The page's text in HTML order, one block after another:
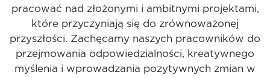
pracować nad złożonymi i ambitnymi projektami,
które przyczyniają się do zrównoważonej
przyszłości. Zachęcamy naszych pracowników do
przejmowania odpowiedzialności, kreatywnego
myślenia i wprowadzania pozytywnych zmian w